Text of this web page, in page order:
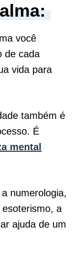
você
de cada
vida para
também é
É
mental
numerologia,
a
ajuda de um